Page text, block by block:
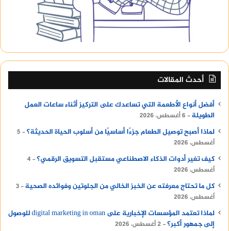
أحدث المقالات
أفضل أنواع الأطعمة التي تساعدك على التركيز أثناء ساعات العمل
الطويلة
6 أغسطس، 2026
لماذا أصبح توصيل الطعام جزءًا أساسيًا من أسلوب الحياة الحديثة؟
5
أغسطس، 2026
كيف تغير أدوات الذكاء الاصطناعي مستقبل التسويق الرقمي؟ 4
أغسطس، 2026
كل ما تحتاج معرفته عن الخبز الخالي من الجلوتين وفوائده الصحية
3
أغسطس، 2026
لماذا تعتمد المؤسسات الإخبارية على digital marketing in oman للوصول
إلى جمهور أكبر؟ 2 أغسطس، 2026